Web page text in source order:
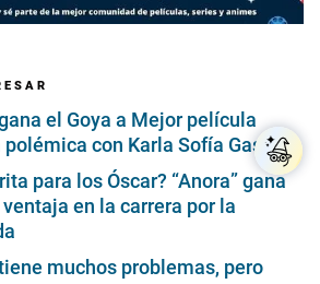
el Goya a Mejor película
con Karla Sofía Gascón
para los Óscar? “Anora” gana
en la carrera por la
muchos problemas, pero